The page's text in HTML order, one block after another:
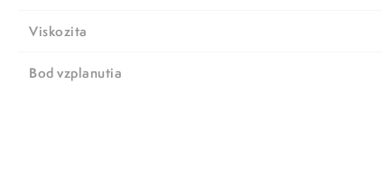
Viskozita
Bod vzplanutia